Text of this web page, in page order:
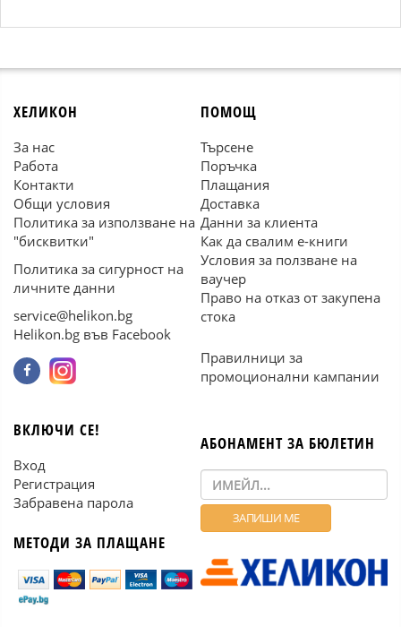
ХЕЛИКОН
За нас
Работа
Контакти
Общи условия
Политика за използване на
"бисквитки"
Политика за сигурност на
личните данни
service@helikon.bg
Helikon.bg във Facebook
ПОМОЩ
Търсене
Поръчка
Плащания
Доставка
Данни за клиента
Как да свалим е-книги
Условия за ползване на
ваучер
Право на отказ от закупена
стока
Правилници за
промоционални кампании
ВКЛЮЧИ СЕ!
Вход
Регистрация
Забравена парола
МЕТОДИ ЗА ПЛАЩАНЕ
АБОНАМЕНТ ЗА БЮЛЕТИН